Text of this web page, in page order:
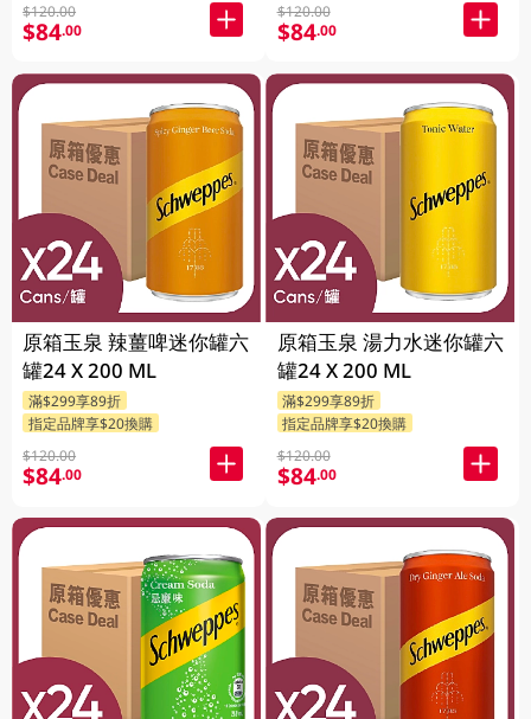
$120.00
$84.00
原箱玉泉 辣薑啤迷你罐六
罐24 X 200 ML
滿$299享89折
指定品牌享$20換購
$120.00
$84.00
$120.00
$84.00
原箱玉泉 湯力水迷你罐六
罐24 X 200 ML
滿$299享89折
指定品牌享$20換購
$120.00
$84.00